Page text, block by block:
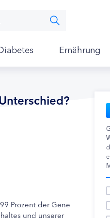
Ernährung
Prozent der Gene
und unserer